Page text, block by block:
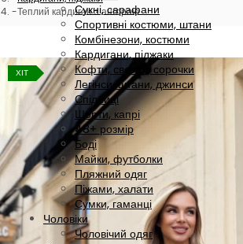
Сукні, сарафани
Спортивні костюми, штани
Комбінезони, костюми
Кардигани, піджаки
Кофти, светри, сорочки
Легінси, штани, джинси
Спідниці
Шорти, капрі
48+ розмір
Боді
Майки, футболки
Пляжний одяг
Піжами, халати
Сумки, гаманці
Чоловіки
Чоловічий одяг
Теплий кардиган з ангорою
ХІТ